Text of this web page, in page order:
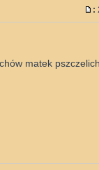
:
matek